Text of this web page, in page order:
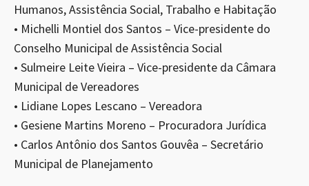
Humanos, Assistência Social, Trabalho e Habitação
• Michelli Montiel dos Santos – Vice-presidente do
Conselho Municipal de Assistência Social
• Sulmeire Leite Vieira – Vice-presidente da Câmara
Municipal de Vereadores
• Lidiane Lopes Lescano – Vereadora
• Gesiene Martins Moreno – Procuradora Jurídica
• Carlos Antônio dos Santos Gouvêa – Secretário
Municipal de Planejamento